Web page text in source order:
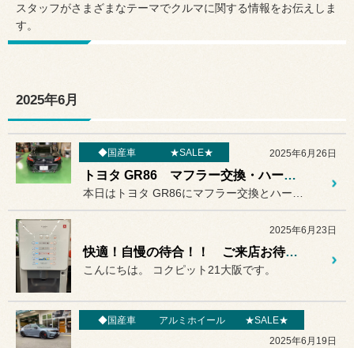
スタッフがさまざまなテーマでクルマに関する情報をお伝えしま
す。
2025年6月
◆国産車 ★SALE★ 2025年6月26日
トヨタ GR86 マフラー交換・ハーネス取付☆
2025年6月23日
快適！自慢の待合！！ ご来店お待ちしております。
こんにちは。 コクピット21大阪です。
◆国産車 アルミホイール
★SALE★
2025年6月19日